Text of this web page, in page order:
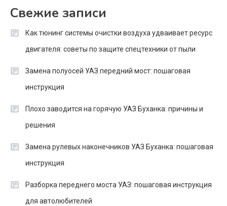
Свежие записи
Как тюнинг системы очистки воздуха удваивает ресурс
двигателя: советы по защите спецтехники от пыли
Замена полуосей УАЗ передний мост: пошаговая
инструкция
Плохо заводится на горячую УАЗ Буханка: причины и
решения
Замена рулевых наконечников УАЗ Буханка: пошаговая
инструкция
Разборка переднего моста УАЗ: пошаговая инструкция
для автолюбителей